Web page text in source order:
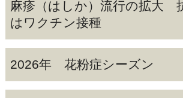
麻疹（はしか）流行の拡大
はワクチン接種
2026年 花粉症シーズン